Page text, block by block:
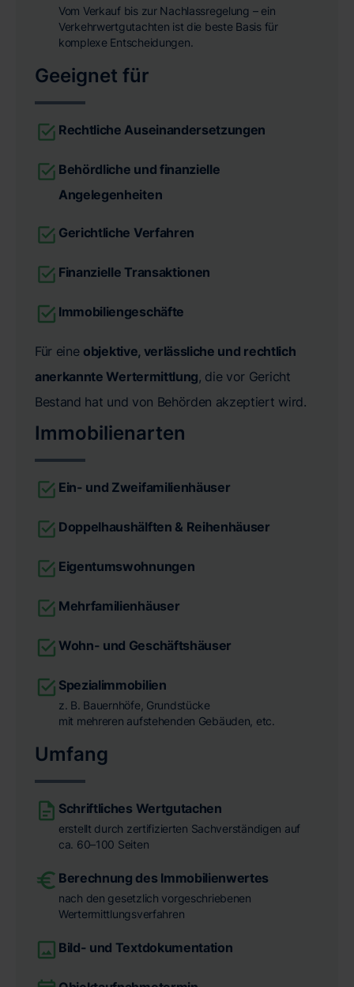
Vom Verkauf bis zur Nachlassregelung – ein
Verkehrwertgutachten ist die beste Basis für
komplexe Entscheidungen.
Geeignet für
Rechtliche Auseinandersetzungen
Behördliche und finanzielle
Angelegenheiten
Gerichtliche Verfahren
Finanzielle Transaktionen
Immobiliengeschäfte
Für eine objektive, verlässliche und rechtlich
anerkannte Wertermittlung, die vor Gericht
Bestand hat und von Behörden akzeptiert wird.
Immobilienarten
Ein- und Zweifamilienhäuser
Doppelhaushälften & Reihenhäuser
Eigentumswohnungen
Mehrfamilienhäuser
Wohn- und Geschäftshäuser
Spezialimmobilien
z. B. Bauernhöfe, Grundstücke
mit mehreren aufstehenden Gebäuden, etc.
Umfang
Schriftliches Wertgutachen
erstellt durch zertifizierten Sachverständigen auf
ca. 60–100 Seiten
Berechnung des Immobilienwertes
nach den gesetzlich vorgeschriebenen
Wertermittlungsverfahren
Bild- und Textdokumentation